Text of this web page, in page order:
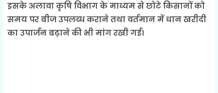
इसके अलावा कृषि विभाग के माध्यम से छोटे किसानों को
समय पर बीज उपलब्ध कराने तथा वर्तमान में धान खरीदी
का उपार्जन बढ़ाने की भी मांग रखी गई।